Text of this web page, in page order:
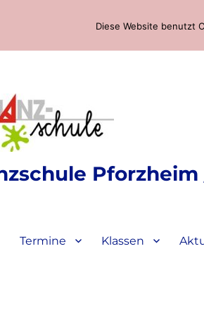
Pforzheim
Termine Klassen
Diese Website benutzt